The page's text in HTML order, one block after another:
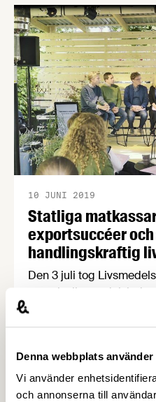
Denna webbplats
Vi använder
och annonserna till
vd:ar och andra
beslutsfattare. Se våra
höjdpunkter från de
Statliga
exportsuccéer och
handlingskraftig
10 JUNI 2019
Den 3 juli tog
svenska
vacker trädgård mitt i
tankeväckande
Jennie Nilsson,
GD:ar, VD:ar och andra
opinionsbildare och